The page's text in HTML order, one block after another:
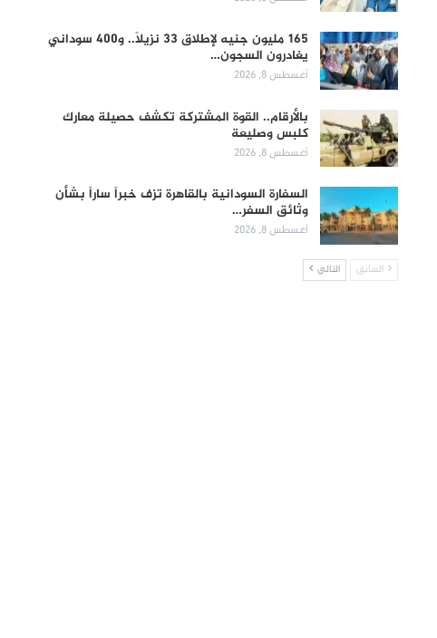
165 مليون جنيه لإطلاق 33 نزيلاً.. و400 سوداني
يغادرون السجون…
أغسطس 8, 2026
بالأرقام.. القوة المشتركة تكشف حصيلة معارك
كلبس وصليعة
أغسطس 8, 2026
السفارة السودانية بالقاهرة تزف خبراً ساراً بشأن
وثائق السفر…
أغسطس 8, 2026
السابق التالي